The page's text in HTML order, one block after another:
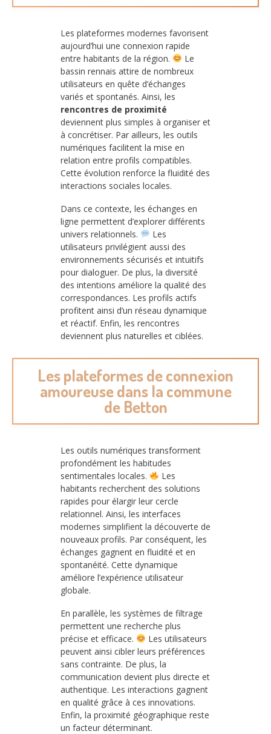
Les plateformes modernes favorisent
aujourd’hui une connexion rapide
entre habitants de la région.
Le
bassin rennais attire de nombreux
utilisateurs en quête d’échanges
variés et spontanés. Ainsi, les
rencontres de proximité
deviennent plus simples à organiser et
à concrétiser. Par ailleurs, les outils
numériques facilitent la mise en
relation entre profils compatibles.
Cette évolution renforce la fluidité des
interactions sociales locales.
Dans ce contexte, les échanges en
ligne permettent d’explorer différents
univers relationnels.
Les
utilisateurs privilégient aussi des
environnements sécurisés et intuitifs
pour dialoguer. De plus, la diversité
des intentions améliore la qualité des
correspondances. Les profils actifs
profitent ainsi d’un réseau dynamique
et réactif. Enfin, les rencontres
deviennent plus naturelles et ciblées.
Les plateformes de connexion
amoureuse dans la commune
de Betton
Les outils numériques transforment
profondément les habitudes
sentimentales locales.
Les
habitants recherchent des solutions
rapides pour élargir leur cercle
relationnel. Ainsi, les interfaces
modernes simplifient la découverte de
nouveaux profils. Par conséquent, les
échanges gagnent en fluidité et en
spontanéité. Cette dynamique
améliore l’expérience utilisateur
globale.
En parallèle, les systèmes de filtrage
permettent une recherche plus
précise et efficace.
Les utilisateurs
peuvent ainsi cibler leurs préférences
sans contrainte. De plus, la
communication devient plus directe et
authentique. Les interactions gagnent
en qualité grâce à ces innovations.
Enfin, la proximité géographique reste
un facteur déterminant.